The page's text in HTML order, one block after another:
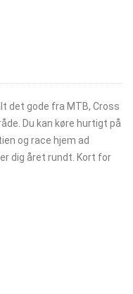
det gode fra MTB, Cross
Du kan køre hurtigt på
og race hjem ad
dig året rundt. Kort for